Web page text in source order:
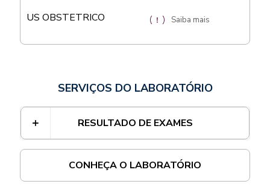
US OBSTETRICO Saiba mais
SERVIÇOS DO LABORATÓRIO
RESULTADO DE EXAMES
CONHEÇA O LABORATÓRIO